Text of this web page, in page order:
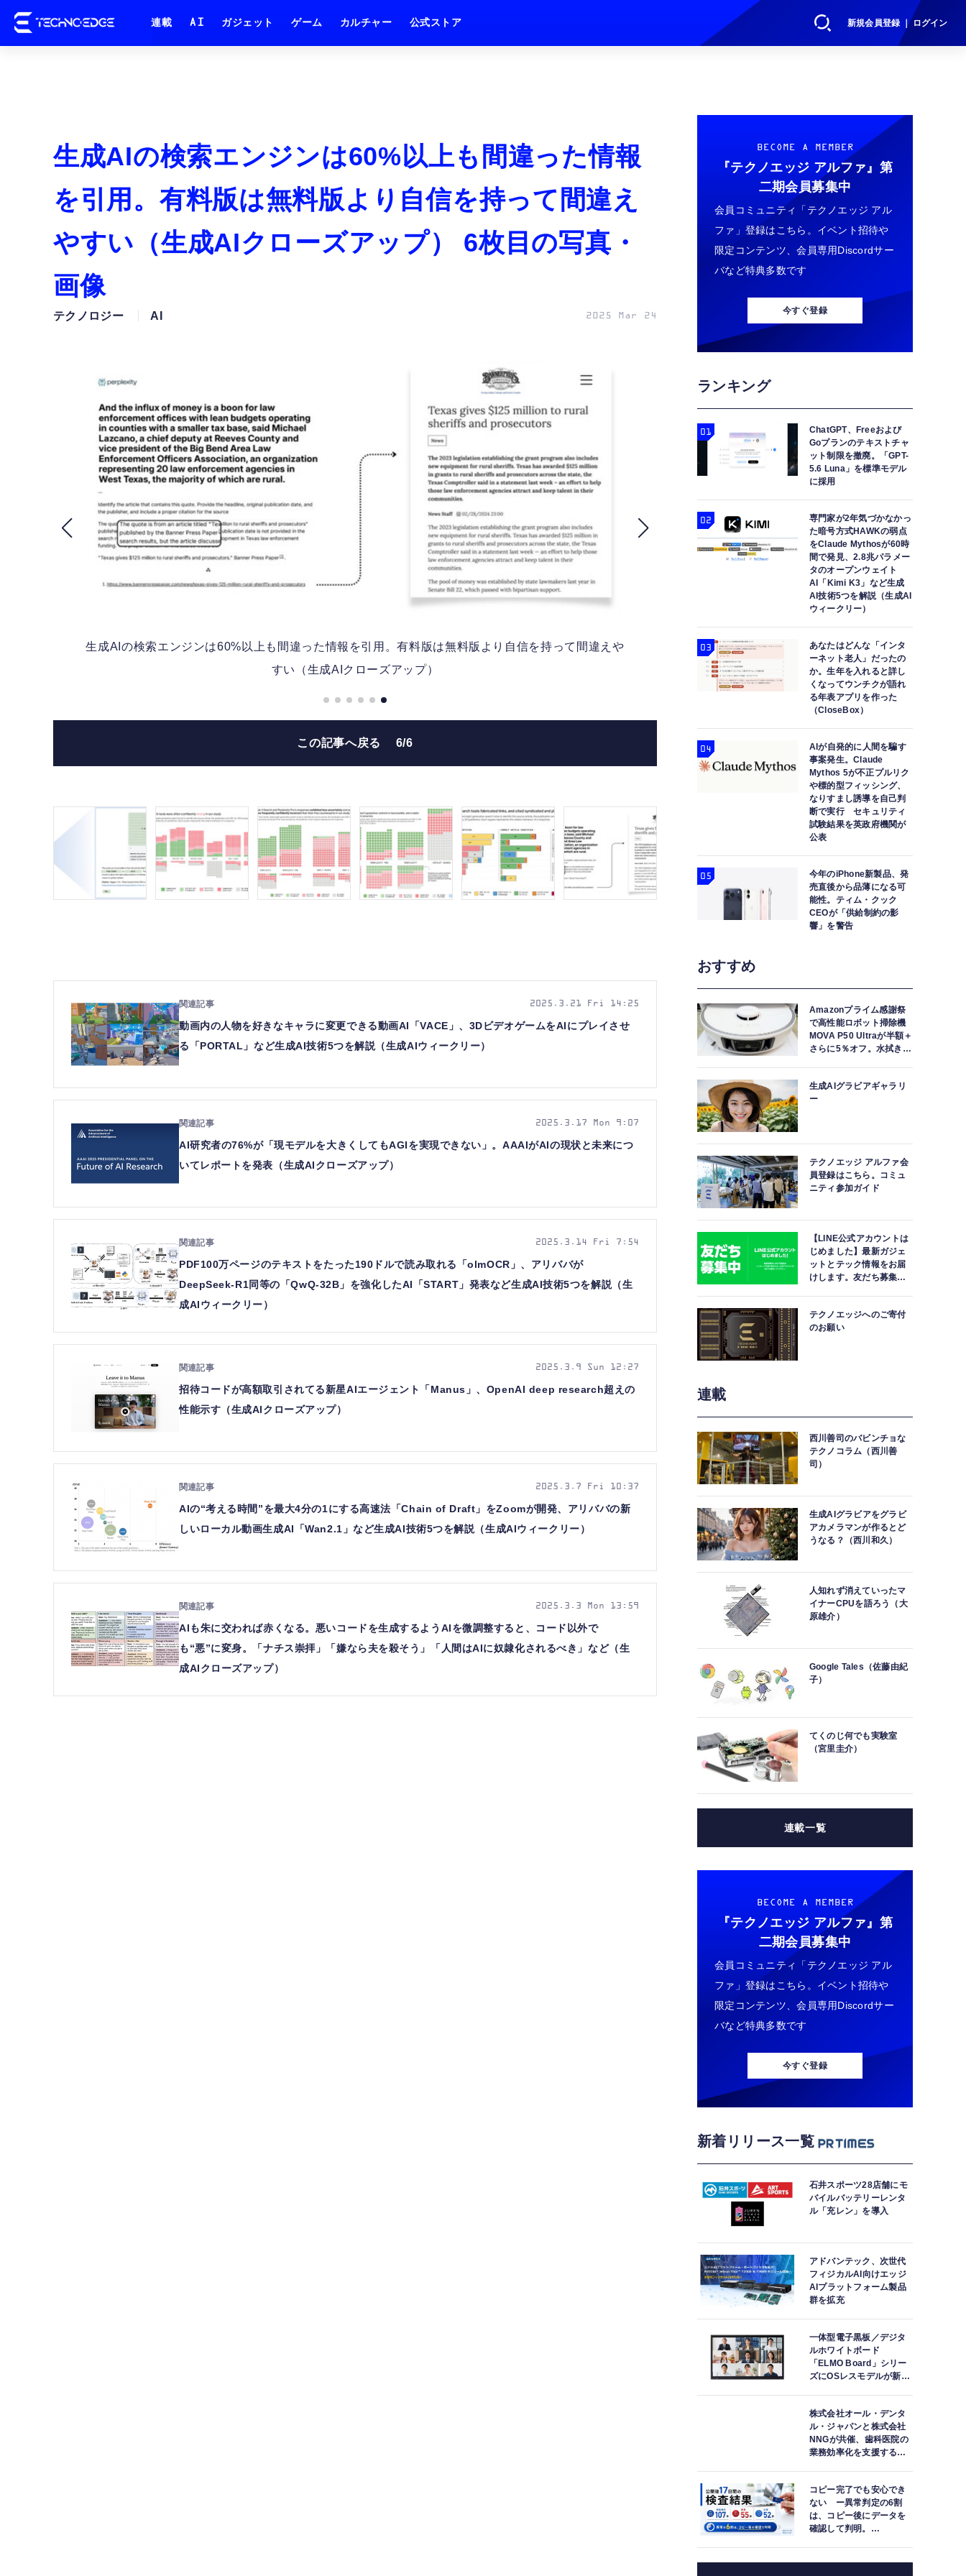
新規会員登録 ｜ ログイン
連載 AI ガジェット ゲーム カルチャー 公式ストア
生成AIの検索エンジンは60%以上も間違った情報
を引用。有料版は無料版より自信を持って間違え
やすい（生成AIクローズアップ） 6枚目の写真・
画像
テクノロジー AI 2025 Mar 24
生成AIの検索エンジンは60%以上も間違った情報を引用。有料版は無料版より自信を持って間違えや
すい（生成AIクローズアップ）
生成AIの検索エンジンは60%以上も間違った情報
すい（生成AIク
この記事へ戻る 6/6
動画内の人物を好きなキャラに変更できる動画AI「VACE」、3DビデオゲームをAIにプレイさせ
る「PORTAL」など生成AI技術5つを解説（生成AIウィークリー）
2025.3.21 Fri 14:25
AI研究者の76%が「現モデルを大きくしてもAGIを実現できない」。AAAIがAIの現状と未来につ
いてレポートを発表（生成AIクローズアップ）
2025.3.17 Mon 9:07
PDF100万ページのテキストをたった190ドルで読み取れる「olmOCR」、アリババが
DeepSeek-R1同等の「QwQ-32B」を強化したAI「START」発表など生成AI技術5つを解説（生
成AIウィークリー）
2025.3.14 Fri 7:54
招待コードが高額取引されてる新星AIエージェント「Manus」、OpenAI deep research超えの
性能示す（生成AIクローズアップ）
2025.3.9 Sun 12:27
AIの“考える時間”を最大4分の1にする高速法「Chain of Draft」をZoomが開発、アリババの新
しいローカル動画生成AI「Wan2.1」など生成AI技術5つを解説（生成AIウィークリー）
2025.3.7 Fri 10:37
AIも朱に交われば赤くなる。悪いコードを生成するようAIを微調整すると、コード以外で
も“悪”に変身。「ナチス崇拝」「嫌なら夫を殺そう」「人間はAIに奴隷化されるべき」など（生
成AIクローズアップ）
2025.3.3 Mon 13:59
BECOME A MEMBER
『テクノエッジ アルファ』 第
二期会員募集中
会員コミュニティ「テクノエッジ アル
ファ」登録はこちら。イベント招待や
限定コンテンツ、会員専用Discordサー
バなど特典多数です
今すぐ登録
ランキング
ChatGPT、Freeおよび
Goプランのテキストチャ
ット制限を撤廃。「GPT-
5.6 Luna」を標準モデル
に採用
専門家が2年気づかなかっ
た暗号方式HAWKの弱点
をClaude Mythosが60時
間で発見、2.8兆パラメー
タのオープンウェイト
AI「Kimi K3」など生成
AI技術5つを解説（生成AI
ウィークリー）
あなたはどんな「インタ
ーネット老人」だったの
か。生年を入れると詳し
くなってウンチクが語れ
る年表アプリを作った
（CloseBox）
AIが自発的に人間を騙す
事案発生。Claude
Mythos 5が不正プルリク
や標的型フィッシング、
なりすまし誘導を自己判
断で実行 セキュリティ
試験結果を英政府機関が
公表
今年のiPhone新製品、発
売直後から品薄になる可
能性。ティム・クック
CEOが「供給制約の影
響」を警告
おすすめ
Amazonプライム感謝祭
で高性能ロボット掃除機
MOVA P50 Ultraが半額＋
さらに5％オフ。水拭きモ
生成AIグラビアギャラリ
ー
テクノエッジ アルファ会
員登録はこちら。コミュ
ニティ参加ガイド
【LINE公式アカウントは
じめました】最新ガジェ
ットとテック情報をお届
けします。友だち募集
テクノエッジへのご寄付
のお願い
連載
西川善司のバビンチョな
テクノコラム（西川善
司）
生成AIグラビアをグラビ
アカメラマンが作るとど
うなる？（西川和久）
人知れず消えていったマ
イナーCPUを語ろう（大
原雄介）
Google Tales（佐藤由紀
子）
てくのじ何でも実験室
（宮里圭介）
連載一覧
BECOME A MEMBER
『テクノエッジ アルファ』 第
二期会員募集中
会員コミュニティ「テクノエッジ アル
ファ」登録はこちら。イベント招待や
限定コンテンツ、会員専用Discordサー
バなど特典多数です
今すぐ登録
新着リリース一覧
石井スポーツ28店舗にモ
バイルバッテリーレンタ
ル「充レン」を導入
アドバンテック、次世代
フィジカルAI向けエッジ
AIプラットフォーム製品
群を拡充
一体型電子黒板／デジタ
ルホワイトボード
「ELMO Board」シリー
ズにOSレスモデルが新登
株式会社オール・デンタ
ル・ジャパンと株式会社
NNGが共催、歯科医院の
業務効率化を支援する院
紹介
コピー完了でも安心でき
ない ー異常判定の6割
は、コピー後にデータを
確認して判明。